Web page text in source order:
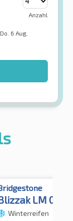
Anzahl
6 Aug.
LM 001
Winterreifen